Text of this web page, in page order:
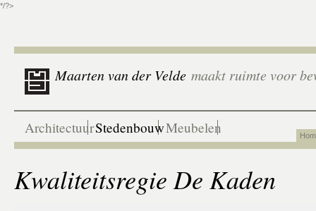
*/?>
Maarten van der Velde maakt ruimte voor
ArchitectuurStedenbouwMeubelen
Kwaliteitsregie De Kaden